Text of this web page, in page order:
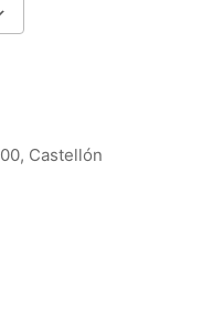
Castellón